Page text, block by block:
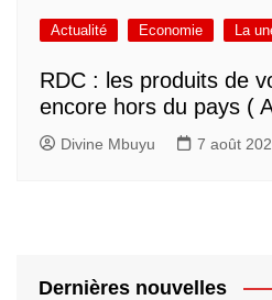
Actualité Economie La
RDC : les produits de
encore hors du pays (
Divine Mbuyu 7 août
Dernières nouvelles